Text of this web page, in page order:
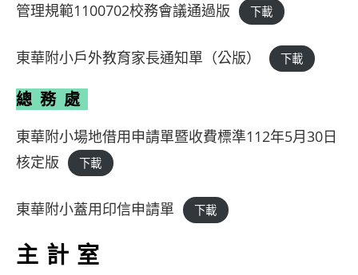
管理規範1100702校務會議通過版
下載
東華附小戶外教育家長通知單（公版） 下載
總務處
東華附小場地借用申請單暨收費標準112年5月30日
核定版
下載
東華附小蓋用印信申請單 下載
主計室